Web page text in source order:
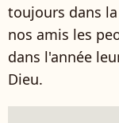
toujours dans
nos amis les
dans l'année
Dieu.